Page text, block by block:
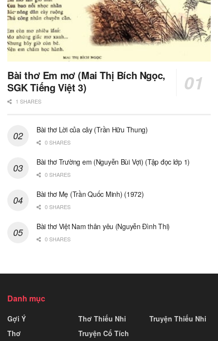
Bài thơ Em mơ (Mai Thị Bích Ngọc,
SGK Tiếng Việt 3)
1 SHARES
Bài thơ Lời của cây (Trần Hữu Thung)
0 SHARES
Bài thơ Trường em (Nguyễn Bùi Vợi) (Tập đọc lớp 1)
0 SHARES
Bài thơ Mẹ (Trần Quốc Minh) (1972)
0 SHARES
Bài thơ Việt Nam thân yêu (Nguyễn Đình Thi)
0 SHARES
Danh mục
Gợi Ý
Thơ
Thơ Thiếu Nhi
Truyện Cổ Tích
Truyện Thiếu Nhi